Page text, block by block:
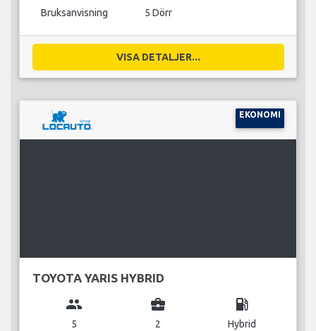
Bruksanvisning 5 Dörr
VISA DETALJER...
EKONOMI
TOYOTA YARIS HYBRID
group
5
business_center
2
local_gas_station
Hybrid